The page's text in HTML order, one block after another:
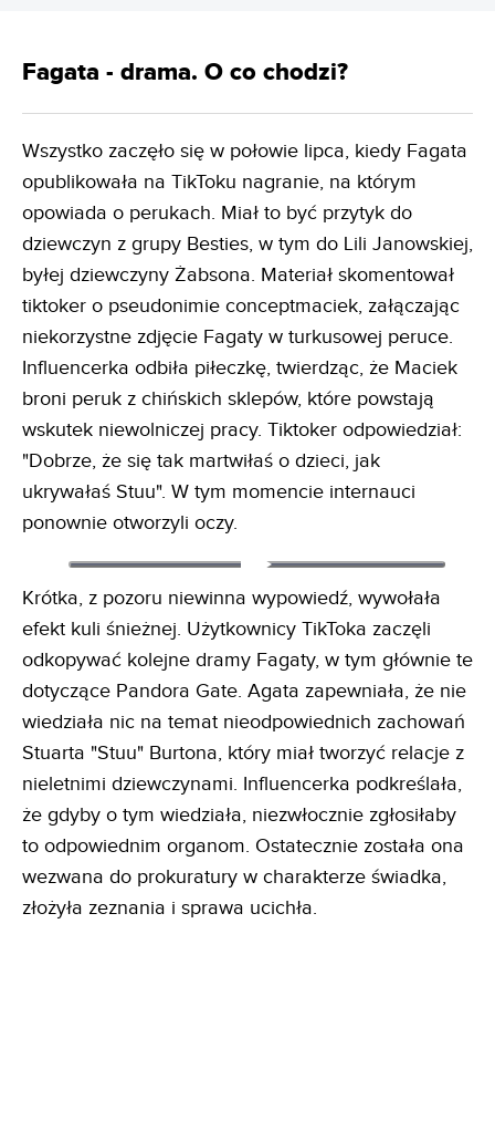
Fagata - drama. O co chodzi?
Wszystko zaczęło się w połowie lipca, kiedy Fagata
opublikowała na TikToku nagranie, na którym
opowiada o perukach. Miał to być przytyk do
dziewczyn z grupy Besties, w tym do Lili Janowskiej,
byłej dziewczyny Żabsona. Materiał skomentował
tiktoker o pseudonimie conceptmaciek, załączając
niekorzystne zdjęcie Fagaty w turkusowej peruce.
Influencerka odbiła piłeczkę, twierdząc, że Maciek
broni peruk z chińskich sklepów, które powstają
wskutek niewolniczej pracy. Tiktoker odpowiedział:
"Dobrze, że się tak martwiłaś o dzieci, jak
ukrywałaś Stuu". W tym momencie internauci
ponownie otworzyli oczy.
Krótka, z pozoru niewinna wypowiedź, wywołała
efekt kuli śnieżnej. Użytkownicy TikToka zaczęli
odkopywać kolejne dramy Fagaty, w tym głównie te
dotyczące Pandora Gate. Agata zapewniała, że nie
wiedziała nic na temat nieodpowiednich zachowań
Stuarta "Stuu" Burtona, który miał tworzyć relacje z
nieletnimi dziewczynami. Influencerka podkreślała,
że gdyby o tym wiedziała, niezwłocznie zgłosiłaby
to odpowiednim organom. Ostatecznie została ona
wezwana do prokuratury w charakterze świadka,
złożyła zeznania i sprawa ucichła.